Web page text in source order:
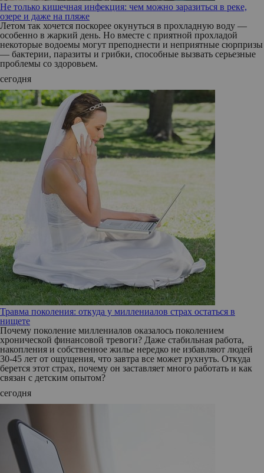
Не только кишечная инфекция: чем можно заразиться в реке,
озере и даже на пляже
Летом так хочется поскорее окунуться в прохладную воду —
особенно в жаркий день. Но вместе с приятной прохладой
некоторые водоемы могут преподнести и неприятные сюрпризы
— бактерии, паразиты и грибки, способные вызвать серьезные
проблемы со здоровьем.
сегодня
Травма поколения: откуда у миллениалов страх остаться в
нищете
Почему поколение миллениалов оказалось поколением
хронической финансовой тревоги? Даже стабильная работа,
накопления и собственное жилье нередко не избавляют людей
30-45 лет от ощущения, что завтра все может рухнуть. Откуда
берется этот страх, почему он заставляет много работать и как
связан с детским опытом?
сегодня